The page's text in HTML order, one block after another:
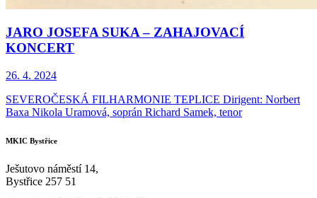
JARO JOSEFA SUKA – ZAHAJOVACÍ
KONCERT
26. 4. 2024
SEVEROČESKÁ FILHARMONIE TEPLICE Dirigent: Norbert
Baxa Nikola Uramová, soprán Richard Samek, tenor
MKIC Bystřice
Ješutovo náměstí 14,
Bystřice 257 51